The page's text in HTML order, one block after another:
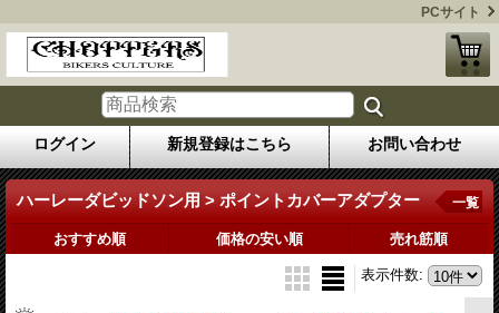
PCサイト
ログイン 新規登録はこちら お問い合わせ
ハーレーダビッドソン用 > ポイントカバーアダプター 一覧
おすすめ順 価格の安い順 売れ筋順
表示件数: